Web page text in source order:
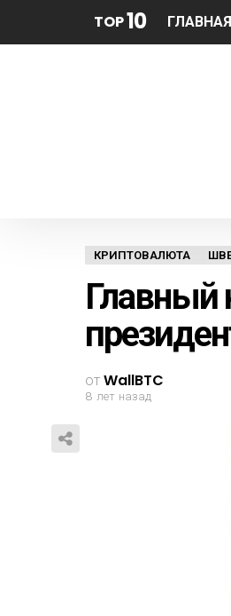
TOP10 ГЛАВНАЯ
КРИПТОВАЛЮТА
Главный
отWallBTC
8 лет назад